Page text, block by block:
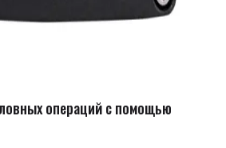
операций с помощью